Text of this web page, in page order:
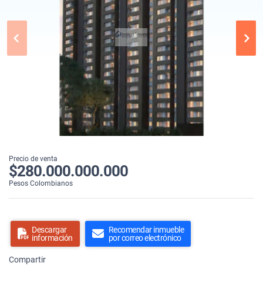
Precio de venta
$280.000.000.000
Pesos Colombianos
Descargar
información
Recomendar inmueble
por correo electrónico
Compartir